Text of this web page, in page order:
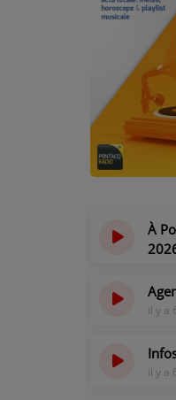
GRILLE DES PROGRAMMES
PODCASTS - SAISON 2026/2027
NOS PROGRAMMES COURTS
VOS ÉMISSIONS EN IMAGES
VOTRE PUBLICITÉ SUR
À
il y a
il y a